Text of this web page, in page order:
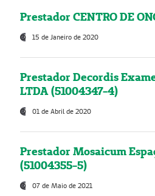
Prestador CENTRO DE
15 de Janeiro de 2020
Prestador Decordis
LTDA (51004347-4)
01 de Abril de 2020
Prestador Mosaicum
(51004355-5)
07 de Maio de 2021